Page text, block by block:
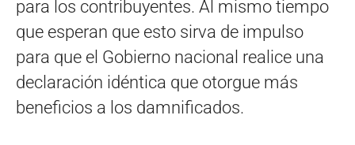
para los contribuyentes. Al mismo tiempo
que esperan que esto sirva de impulso
para que el Gobierno nacional realice una
declaración idéntica que otorgue más
beneficios a los damnificados.